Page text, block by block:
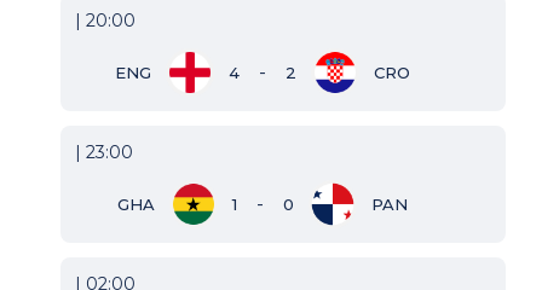
| 20:00
ENG 4 - 2 CRO
| 23:00
GHA 1 - 0 PAN
| 02:00